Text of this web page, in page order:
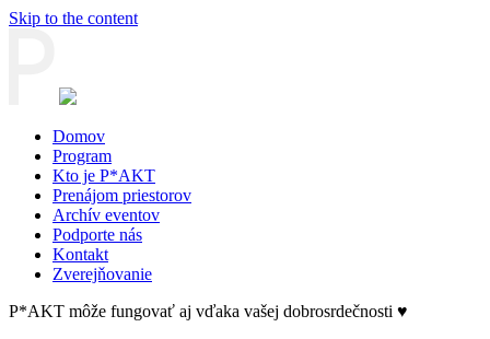
Skip to the content
Domov
Program
Kto je P*AKT
Prenájom priestorov
Archív eventov
Podporte nás
Kontakt
Zverejňovanie
P*AKT môže fungovať aj vďaka vašej dobrosrdečnosti ♥